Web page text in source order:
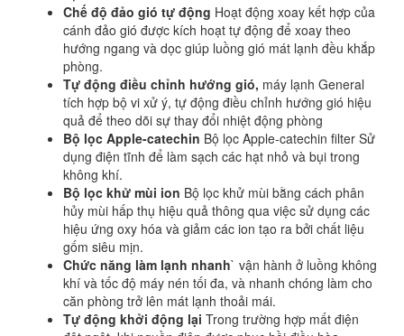
Chế độ đảo gió tự động Hoạt động xoay kết hợp của
cánh đảo gió được kích hoạt tự động để xoay theo
hướng ngang và dọc giúp luồng gió mát lạnh đều khắp
phòng.
Tự động điều chỉnh hướng gió, máy lạnh General
tích hợp bộ vi xử ý, tự động điều chỉnh hướng gió hiệu
quả để theo dõi sự thay đổi nhiệt động phòng
Bộ lọc Apple-catechin Bộ lọc Apple-catechin filter Sử
dụng điện tĩnh để làm sạch các hạt nhỏ và bụi trong
không khí.
Bộ lọc khử mùi ion Bộ lọc khử mùi bằng cách phân
hủy mùi hấp thụ hiệu quả thông qua việc sử dụng các
hiệu ứng oxy hóa và giảm các ion tạo ra bởi chất liệu
gốm siêu mịn.
Chức năng làm lạnh nhanh` vận hành ở luồng không
khí và tốc độ máy nén tối đa, và nhanh chóng làm cho
căn phòng trở lên mát lạnh thoải mái.
Tự động khởi động lại Trong trường hợp mất điện